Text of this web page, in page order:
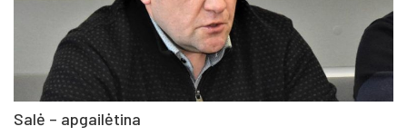
Sa­lė – ap­gai­lė­ti­na